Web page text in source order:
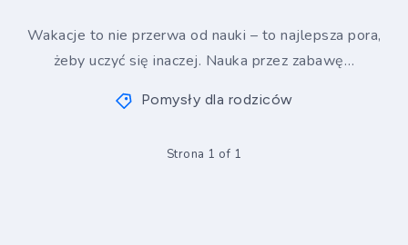
Wakacje to nie przerwa od nauki – to najlepsza pora,
żeby uczyć się inaczej. Nauka przez zabawę…
Pomysły dla rodziców
Strona 1 of 1